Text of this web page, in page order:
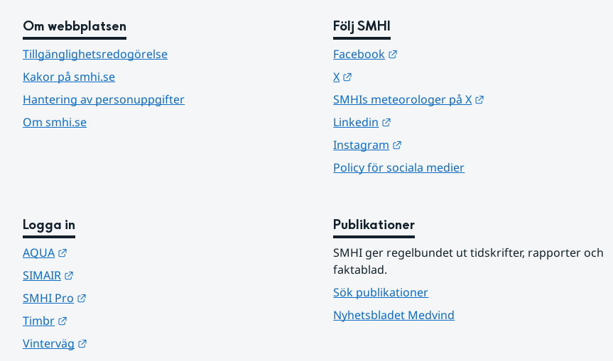
Om webbplatsen
Tillgänglighetsredogörelse
Kakor på smhi.se
Hantering av personuppgifter
Om smhi.se
Följ SMHI
Facebook
X
SMHIs meteorologer på X
Linkedin
Instagram
Policy för sociala medier
Logga in
AQUA
SIMAIR
SMHI Pro
Timbr
Vinterväg
Publikationer
SMHI ger regelbundet ut tidskrifter, rapporter och
faktablad.
Sök publikationer
Nyhetsbladet Medvind